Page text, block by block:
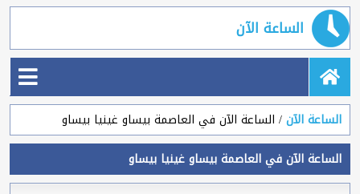
الساعة الآن
الساعة الآن الساعة الآن في العاصمة بيساو غينيا بيساو
الساعة الآن في العاصمة بيساو غينيا بيساو